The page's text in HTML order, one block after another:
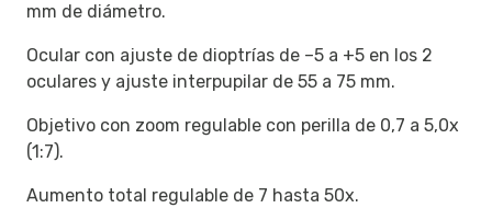
mm de diámetro.
Ocular con ajuste de dioptrías de –5 a +5 en los 2
oculares y ajuste interpupilar de 55 a 75 mm.
Objetivo con zoom regulable con perilla de 0,7 a 5,0x
(1:7).
Aumento total regulable de 7 hasta 50x.